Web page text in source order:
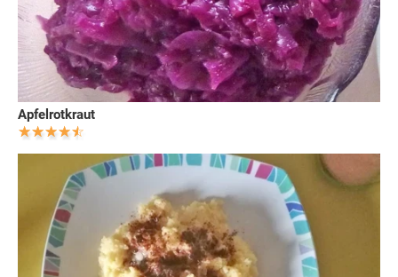
Apfelrotkraut